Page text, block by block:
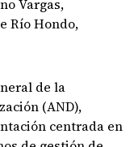
Vargas,
Río Hondo,
de la
(AND),
centrada en